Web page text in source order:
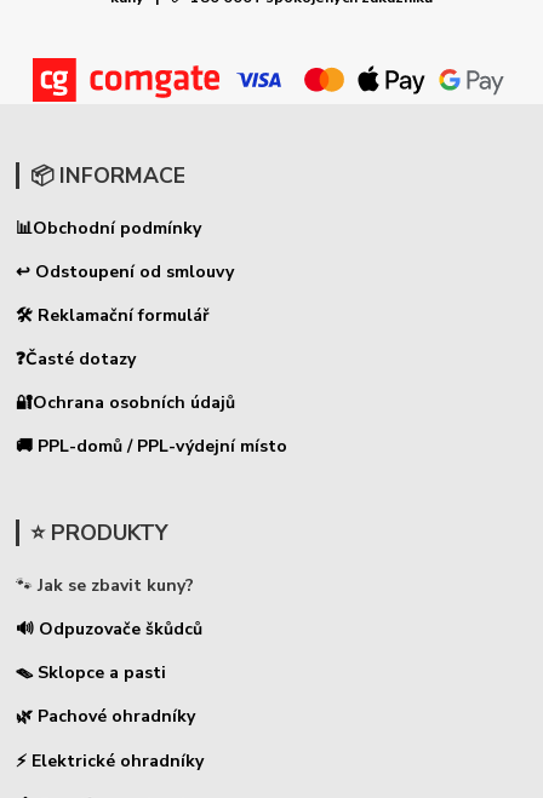
📦 INFORMACE
📊Obchodní podmínky
↩ Odstoupení od smlouvy
🛠 Reklamační formulář
❓Časté dotazy
🔐Ochrana osobních údajů
🚚 PPL-domů / PPL-výdejní místo
⭐ PRODUKTY
🐾 Jak se zbavit kuny?
🔊 Odpuzovače škůdců
🪤 Sklopce a pasti
🌿 Pachové ohradníky
⚡ Elektrické ohradníky